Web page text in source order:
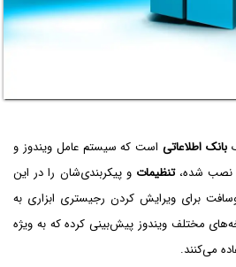
بانک اطلاعاتی است که سیستم عامل ویندوز و
نصب شده،تنظیمات و پیکربندی‌شان را در این
برای ویرایش کردن رجیستری ابزاری به
مختلف ویندوز پیش‌بینی کرده که به ویژه
می‌کنند.